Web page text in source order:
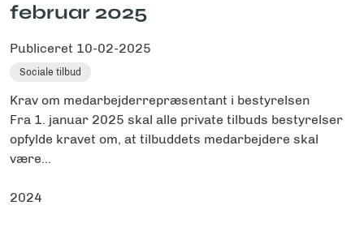
februar 2025
Publiceret 10-02-2025
Sociale tilbud
Krav om medarbejderrepræsentant i bestyrelsen
Fra 1. januar 2025 skal alle private tilbuds bestyrelser
opfylde kravet om, at tilbuddets medarbejdere skal
være...
2024